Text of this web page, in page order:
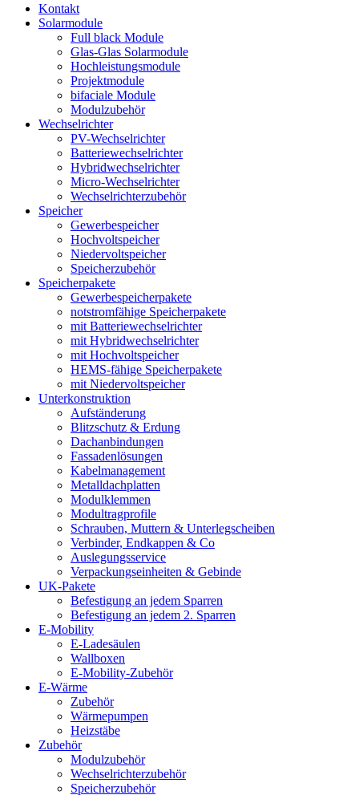
Kontakt
Solarmodule
Full black Module
Glas-Glas Solarmodule
Hochleistungsmodule
Projektmodule
bifaciale Module
Modulzubehör
Wechselrichter
PV-Wechselrichter
Batteriewechselrichter
Hybridwechselrichter
Micro-Wechselrichter
Wechselrichterzubehör
Speicher
Gewerbespeicher
Hochvoltspeicher
Niedervoltspeicher
Speicherzubehör
Speicherpakete
Gewerbespeicherpakete
notstromfähige Speicherpakete
mit Batteriewechselrichter
mit Hybridwechselrichter
mit Hochvoltspeicher
HEMS-fähige Speicherpakete
mit Niedervoltspeicher
Unterkonstruktion
Aufständerung
Blitzschutz & Erdung
Dachanbindungen
Fassadenlösungen
Kabelmanagement
Metalldachplatten
Modulklemmen
Modultragprofile
Schrauben, Muttern & Unterlegscheiben
Verbinder, Endkappen & Co
Auslegungsservice
Verpackungseinheiten & Gebinde
UK-Pakete
Befestigung an jedem Sparren
Befestigung an jedem 2. Sparren
E-Mobility
E-Ladesäulen
Wallboxen
E-Mobility-Zubehör
E-Wärme
Zubehör
Wärmepumpen
Heizstäbe
Zubehör
Modulzubehör
Wechselrichterzubehör
Speicherzubehör